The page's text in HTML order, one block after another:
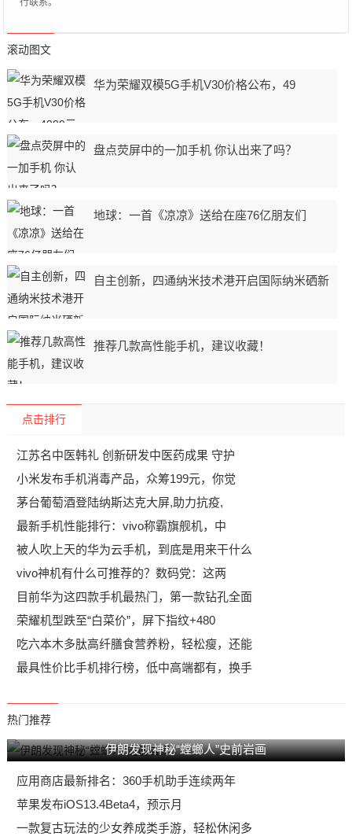
行联系。
滚动图文
华为荣耀双模5G手机V30价格公布，49
盘点荧屏中的一加手机 你认出来了吗？
地球：一首《凉凉》送给在座76亿朋友们
自主创新，四通纳米技术港开启国际纳米硒新
推荐几款高性能手机，建议收藏！
点击排行
江苏名中医韩礼 创新研发中医药成果 守护
小米发布手机消毒产品，众筹199元，你觉
​茅台葡萄酒登陆纳斯达克大屏,助力抗疫,
最新手机性能排行：vivo称霸旗舰机，中
被人吹上天的华为云手机，到底是用来干什么
vivo神机有什么可推荐的？数码党：这两
目前华为这四款手机最热门，第一款钻孔全面
荣耀机型跌至“白菜价”，屏下指纹+480
吃六本木多肽高纤膳食营养粉，轻松瘦，还能
最具性价比手机排行榜，低中高端都有，换手
热门推荐
伊朗发现神秘“螳螂人”史前岩画
应用商店最新排名：360手机助手连续两年
苹果发布iOS13.4Beta4，预示月
一款复古玩法的少女养成类手游，轻松休闲多